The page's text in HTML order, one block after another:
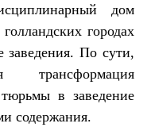
дом
городах
заведения. По сути,
трансформация
в заведение
содержания.